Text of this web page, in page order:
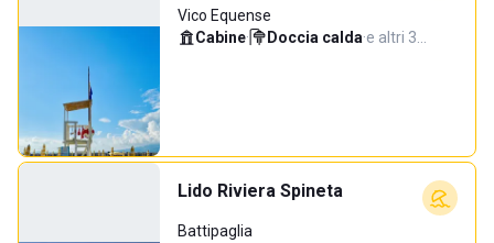
Vico Equense
Cabine· Doccia calda·e altri 3…
Lido Riviera Spineta
Battipaglia